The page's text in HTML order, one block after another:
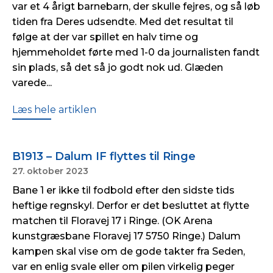
var et 4 årigt barnebarn, der skulle fejres, og så løb
tiden fra Deres udsendte. Med det resultat til
følge at der var spillet en halv time og
hjemmeholdet førte med 1-0 da journalisten fandt
sin plads, så det så jo godt nok ud. Glæden
varede...
Læs hele artiklen
B1913 – Dalum IF flyttes til Ringe
27. oktober 2023
Bane 1 er ikke til fodbold efter den sidste tids
heftige regnskyl. Derfor er det besluttet at flytte
matchen til Floravej 17 i Ringe. (OK Arena
kunstgræsbane Floravej 17 5750 Ringe.) Dalum
kampen skal vise om de gode takter fra Seden,
var en enlig svale eller om pilen virkelig peger